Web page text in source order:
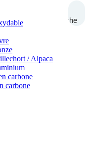
Recherche
/ Alpaca
carbone
carbone